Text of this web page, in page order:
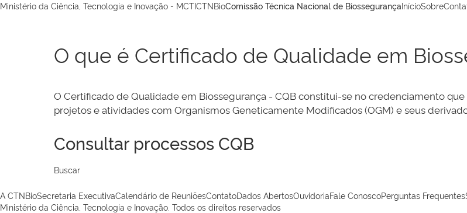
Ministério da Ciência, Tecnologia e Inovação - MCTICTNBioComissão Técnica Nacional de BiossegurançaInícioSobre
O que é Certificado de Qualidade em
O Certificado de Qualidade em Biossegurança - CQB constitui-se no credenciamento
projetos e atividades com Organismos Geneticamente Modificados (OGM) e seus
Consultar processos CQB
Buscar
A CTNBioSecretaria ExecutivaCalendário de ReuniõesContatoDados AbertosOuvidoriaFale ConoscoPerguntas Frequentes
Ministério da Ciência, Tecnologia e Inovação. Todos os direitos reservados